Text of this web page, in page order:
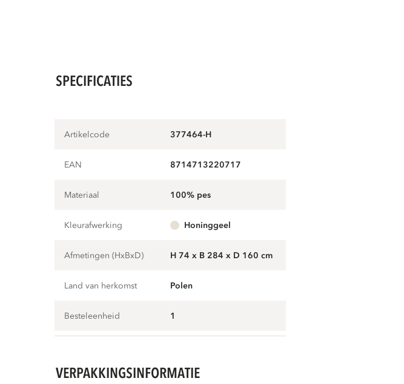
SPECIFICATIES
Artikelcode 377464-H
EAN 8714713220717
Materiaal 100% pes
Kleurafwerking honinggeel
Afmetingen (HxBxD) H 74 x B 284 x D 160 cm
Land van herkomst Polen
Besteleenheid 1
VERPAKKINGSINFORMATIE